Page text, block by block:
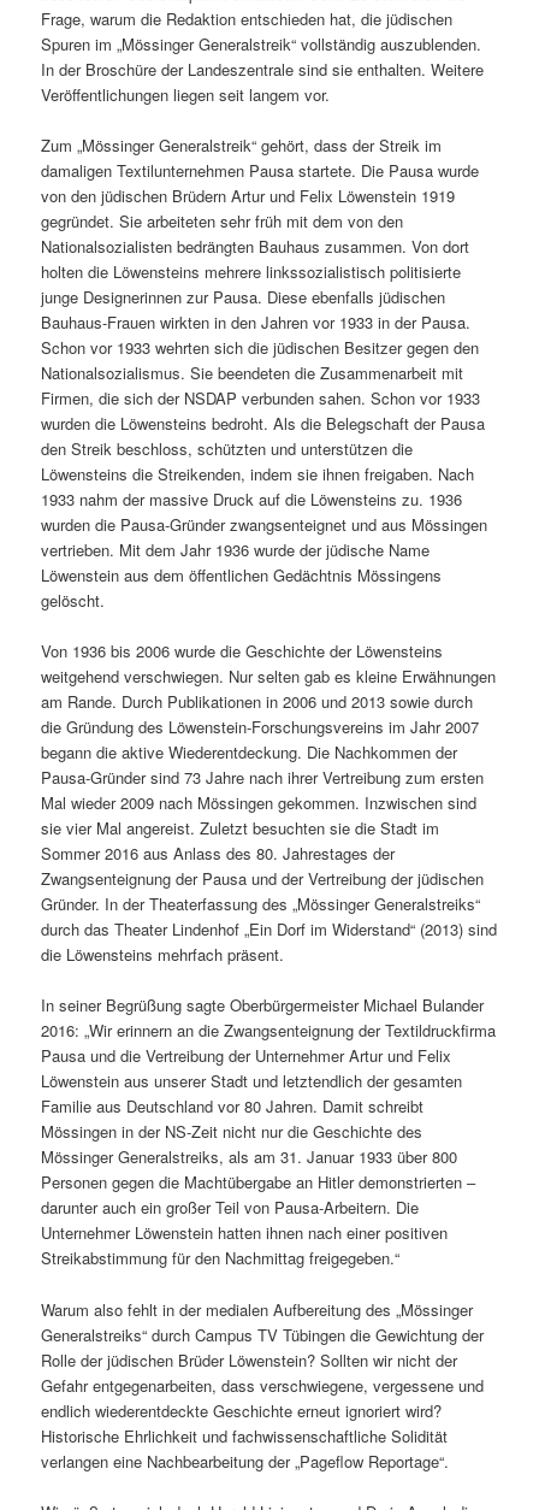
Frage, warum die Redaktion entschieden hat, die jüdischen
Spuren im „Mössinger Generalstreik“ vollständig auszublenden.
In der Broschüre der Landeszentrale sind sie enthalten. Weitere
Veröffentlichungen liegen seit langem vor.
Zum „Mössinger Generalstreik“ gehört, dass der Streik im
damaligen Textilunternehmen Pausa startete. Die Pausa wurde
von den jüdischen Brüdern Artur und Felix Löwenstein 1919
gegründet. Sie arbeiteten sehr früh mit dem von den
Nationalsozialisten bedrängten Bauhaus zusammen. Von dort
holten die Löwensteins mehrere linkssozialistisch politisierte
junge Designerinnen zur Pausa. Diese ebenfalls jüdischen
Bauhaus-Frauen wirkten in den Jahren vor 1933 in der Pausa.
Schon vor 1933 wehrten sich die jüdischen Besitzer gegen den
Nationalsozialismus. Sie beendeten die Zusammenarbeit mit
Firmen, die sich der NSDAP verbunden sahen. Schon vor 1933
wurden die Löwensteins bedroht. Als die Belegschaft der Pausa
den Streik beschloss, schützten und unterstützen die
Löwensteins die Streikenden, indem sie ihnen freigaben. Nach
1933 nahm der massive Druck auf die Löwensteins zu. 1936
wurden die Pausa-Gründer zwangsenteignet und aus Mössingen
vertrieben. Mit dem Jahr 1936 wurde der jüdische Name
Löwenstein aus dem öffentlichen Gedächtnis Mössingens
gelöscht.
Von 1936 bis 2006 wurde die Geschichte der Löwensteins
weitgehend verschwiegen. Nur selten gab es kleine Erwähnungen
am Rande. Durch Publikationen in 2006 und 2013 sowie durch
die Gründung des Löwenstein-Forschungsvereins im Jahr 2007
begann die aktive Wiederentdeckung. Die Nachkommen der
Pausa-Gründer sind 73 Jahre nach ihrer Vertreibung zum ersten
Mal wieder 2009 nach Mössingen gekommen. Inzwischen sind
sie vier Mal angereist. Zuletzt besuchten sie die Stadt im
Sommer 2016 aus Anlass des 80. Jahrestages der
Zwangsenteignung der Pausa und der Vertreibung der jüdischen
Gründer. In der Theaterfassung des „Mössinger Generalstreiks“
durch das Theater Lindenhof „Ein Dorf im Widerstand“ (2013) sind
die Löwensteins mehrfach präsent.
In seiner Begrüßung sagte Oberbürgermeister Michael Bulander
2016: „Wir erinnern an die Zwangsenteignung der Textildruckfirma
Pausa und die Vertreibung der Unternehmer Artur und Felix
Löwenstein aus unserer Stadt und letztendlich der gesamten
Familie aus Deutschland vor 80 Jahren. Damit schreibt
Mössingen in der NS-Zeit nicht nur die Geschichte des
Mössinger Generalstreiks, als am 31. Januar 1933 über 800
Personen gegen die Machtübergabe an Hitler demonstrierten –
darunter auch ein großer Teil von Pausa-Arbeitern. Die
Unternehmer Löwenstein hatten ihnen nach einer positiven
Streikabstimmung für den Nachmittag freigegeben.“
Warum also fehlt in der medialen Aufbereitung des „Mössinger
Generalstreiks“ durch Campus TV Tübingen die Gewichtung der
Rolle der jüdischen Brüder Löwenstein? Sollten wir nicht der
Gefahr entgegenarbeiten, dass verschwiegene, vergessene und
endlich wiederentdeckte Geschichte erneut ignoriert wird?
Historische Ehrlichkeit und fachwissenschaftliche Solidität
verlangen eine Nachbearbeitung der „Pageflow Reportage“.